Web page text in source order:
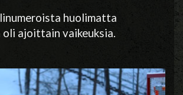
huolimatta
oli ajoittain vaikeuksia.